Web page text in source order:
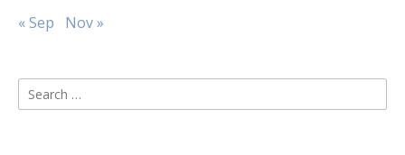
« Sep Nov »
Search
for: